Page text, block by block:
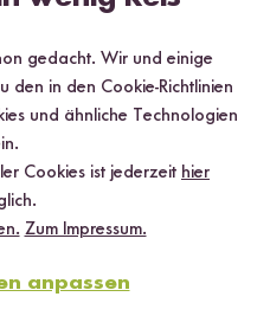
Glutenfrei
Bolognese
gedacht. Wir und einige
den in den Cookie-Richtlinien
und ähnliche Technologien
Cookies ist jederzeit hier
Zum Impressum.
anpassen